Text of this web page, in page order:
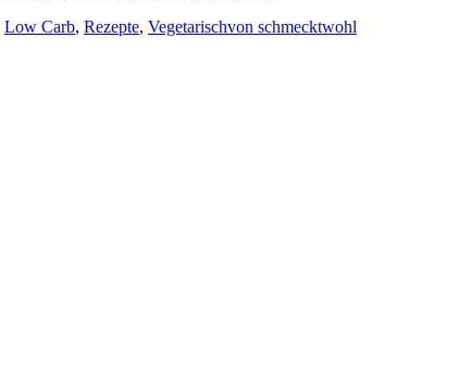
Low Carb, Rezepte, Vegetarischvon schmecktwohl